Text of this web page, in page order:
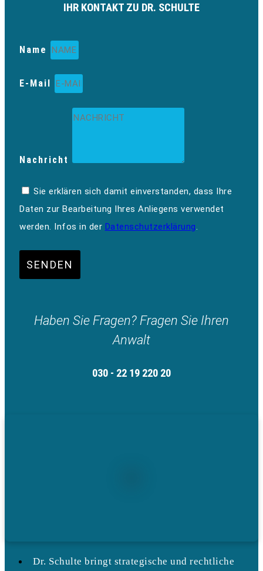
IHR KONTAKT ZU DR. SCHULTE
Name
E-Mail
Nachricht
Sie erklären sich damit einverstanden, dass Ihre
Daten zur Bearbeitung Ihres Anliegens verwendet
werden. Infos in der Datenschutzerklärung
SENDEN
Haben Sie Fragen? Fragen Sie Ihren
Anwalt
030 - 22 19 220 20
Dr. Schulte bringt strategische und rechtliche